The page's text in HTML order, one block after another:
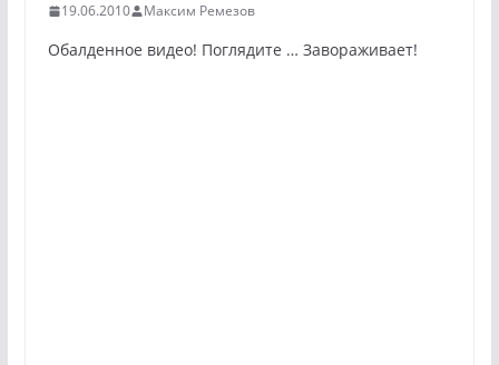
19.06.2010 Максим Ремезов
Обалденное видео! Поглядите … Завораживает!